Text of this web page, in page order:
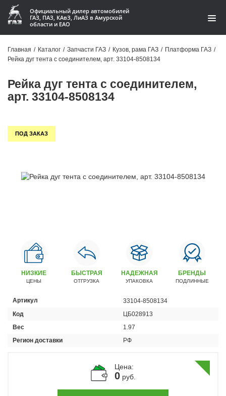
Официальный дилер автомобилей
ГАЗ, ПАЗ, КАвЗ, ЛиАЗ в Амурской
области и ЕАО
О компании
Доставка
Статьи
+7 (4162) 22-95-09
+7 (4162) 22-95-79
+7 (4162) 22–95–69
График работы: ПН-ПТ с 8.30 до 18.00 (+6 по МСК)
Главная / Каталог / Запчасти ГАЗ / Кузов, рама ГАЗ / Платформа ГАЗ /
Рейка дуг тента с соединителем, арт. 33104-8508134
Рейка дуг тента с соединителем,
арт. 33104-8508134
ПОД ЗАКАЗ
НИЗКИЕ
ЦЕНЫ
БЫСТРАЯ
ОТГРУЗКА
НАДЕЖНАЯ
УПАКОВКА
БРЕНДЫ
ПОДЛИННЫЕ
Артикул
33104-8508134
Код
ЦБ028913
Вес
1.97
Регион доставки
РФ
Цена:
0руб.